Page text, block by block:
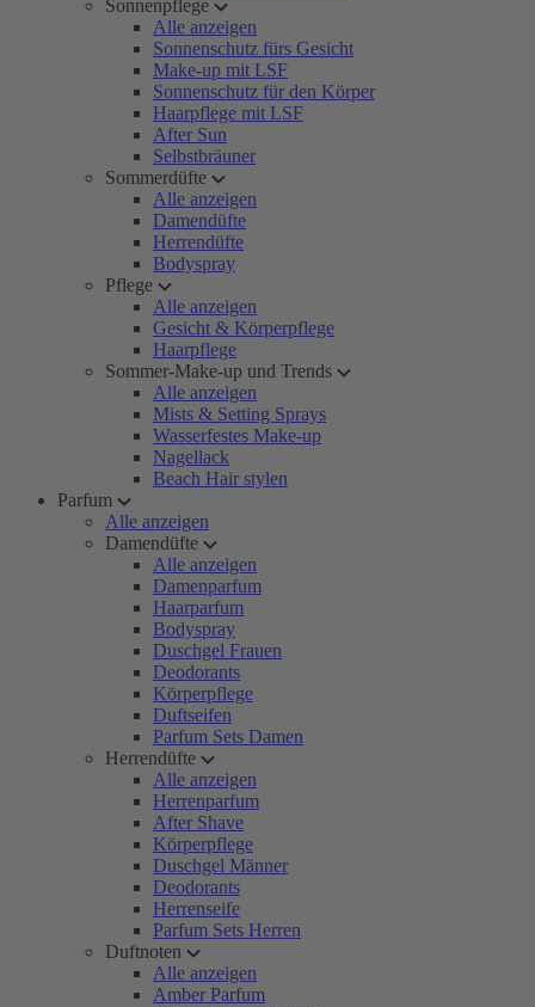
Sonnenpflege
Alle anzeigen
Sonnenschutz fürs Gesicht
Make-up mit LSF
Sonnenschutz für den Körper
Haarpflege mit LSF
After Sun
Selbstbräuner
Sommerdüfte
Alle anzeigen
Damendüfte
Herrendüfte
Bodyspray
Pflege
Alle anzeigen
Gesicht & Körperpflege
Haarpflege
Sommer-Make-up und Trends
Alle anzeigen
Mists & Setting Sprays
Wasserfestes Make-up
Nagellack
Beach Hair stylen
Parfum
Alle anzeigen
Damendüfte
Alle anzeigen
Damenparfum
Haarparfum
Bodyspray
Duschgel Frauen
Deodorants
Körperpflege
Duftseifen
Parfum Sets Damen
Herrendüfte
Alle anzeigen
Herrenparfum
After Shave
Körperpflege
Duschgel Männer
Deodorants
Herrenseife
Parfum Sets Herren
Duftnoten
Alle anzeigen
Amber Parfum